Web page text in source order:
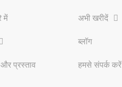
में
और प्रस्ताव
अभी खरीदें
ब्लॉग
हमसे संपर्क करें